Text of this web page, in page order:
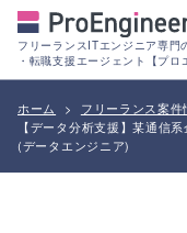
フリーランスITエンジニア専門
・転職支援エージェント【プロ
ホーム > フリーランス案件
【データ分析支援】某通信
(データエンジニア)